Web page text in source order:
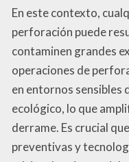
En este contexto,
perforación puede
contaminen grandes
operaciones de
en entornos sensibles
ecológico, lo que
derrame. Es crucial
preventivas y